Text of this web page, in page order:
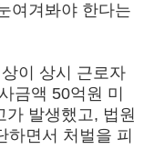
여겨봐야 한다는
이 상시 근로자
금액 50억원 미
가 발생했고, 법원
하면서 처벌을 피